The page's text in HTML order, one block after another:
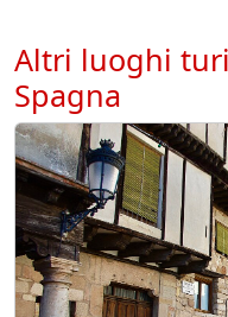
Altri luoghi
Spagna